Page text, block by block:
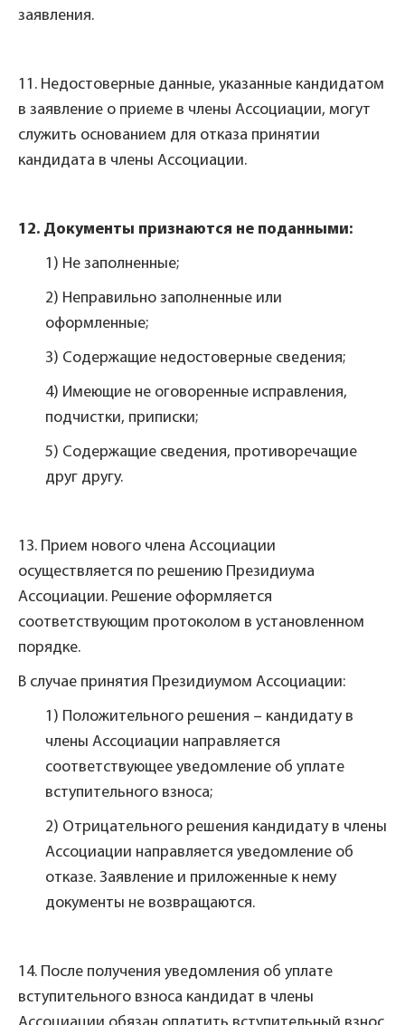
заявления.
11. Недостоверные данные, указанные кандидатом
в заявление о приеме в члены Ассоциации, могут
служить основанием для отказа принятии
кандидата в члены Ассоциации.
12. Документы признаются не поданными:
1) Не заполненные;
2) Неправильно заполненные или
оформленные;
3) Содержащие недостоверные сведения;
4) Имеющие не оговоренные исправления,
подчистки, приписки;
5) Содержащие сведения, противоречащие
друг другу.
13. Прием нового члена Ассоциации
осуществляется по решению Президиума
Ассоциации. Решение оформляется
соответствующим протоколом в установленном
порядке.
В случае принятия Президиумом Ассоциации:
1) Положительного решения – кандидату в
члены Ассоциации направляется
соответствующее уведомление об уплате
вступительного взноса;
2) Отрицательного решения кандидату в члены
Ассоциации направляется уведомление об
отказе. Заявление и приложенные к нему
документы не возвращаются.
14. После получения уведомления об уплате
вступительного взноса кандидат в члены